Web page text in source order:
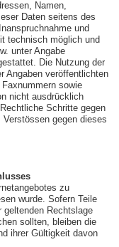
Namen,
Daten seitens des
und
technisch möglich und
unter Angabe
Die Nutzung der
Angaben veröffentlichten
sowie
nicht ausdrücklich
Schritte gegen
gegen dieses
zu
wurde. Sofern Teile
geltenden Rechtslage
sollten, bleiben die
ihrer Gültigkeit davon